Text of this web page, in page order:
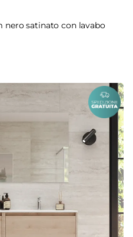
nero satinato con lavabo